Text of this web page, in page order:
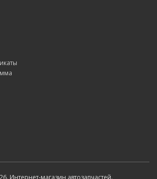
Интернет-магазин автозапчастей.